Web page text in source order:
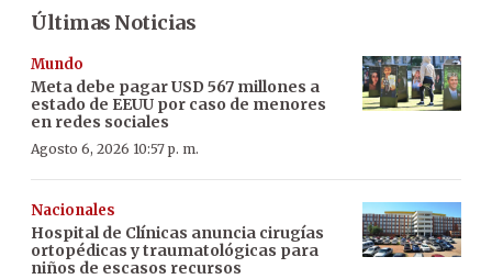
Últimas Noticias
Mundo
Meta debe pagar USD 567 millones a
estado de EEUU por caso de menores
en redes sociales
Agosto 6, 2026 10:57 p. m.
Nacionales
Hospital de Clínicas anuncia cirugías
ortopédicas y traumatológicas para
niños de escasos recursos